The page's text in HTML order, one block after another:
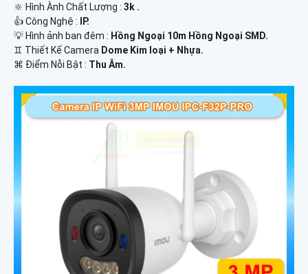
🔆 Hình Ành Chất Lượng : 3k .
👍 Công Nghệ :
IP.
💡 Hình ảnh ban đêm : Hồng Ngoại 10m Hồng Ngoại SMD.
♊ Thiết Kế Camera Dome Kim loại + Nhựa.
️⌘ Điểm Nỗi Bật : Thu Âm.